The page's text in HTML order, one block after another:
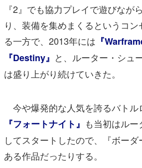
『2』でも協力プレイで遊びなが
り、装備を集めまくるというコ
る一方で、2013年には 『
『Destiny』 と、ルーター・シュ
は盛り上がり続けていきた。
今や爆発的な人気を誇るバトル
『フォートナイト』 も当初はル
してスタートしたので、『ボー
ある作品だったりする。